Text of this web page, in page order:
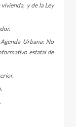
y de la Ley
Urbana: No
estatal de